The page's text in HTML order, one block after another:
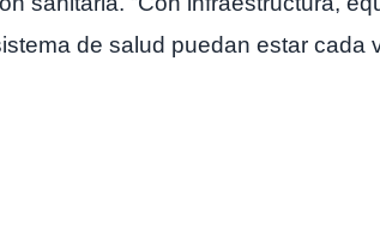
de salud puedan estar cada